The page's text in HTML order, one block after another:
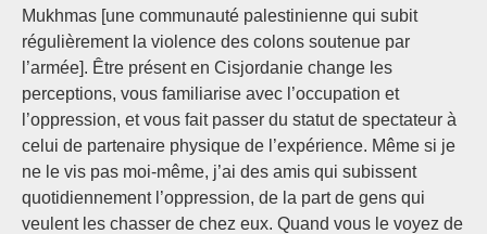
Mukhmas [une communauté palestinienne qui subit
régulièrement la violence des colons soutenue par
l’armée]. Être présent en Cisjordanie change les
perceptions, vous familiarise avec l’occupation et
l’oppression, et vous fait passer du statut de spectateur à
celui de partenaire physique de l’expérience. Même si je
ne le vis pas moi-même, j’ai des amis qui subissent
quotidiennement l’oppression, de la part de gens qui
veulent les chasser de chez eux. Quand vous le voyez de